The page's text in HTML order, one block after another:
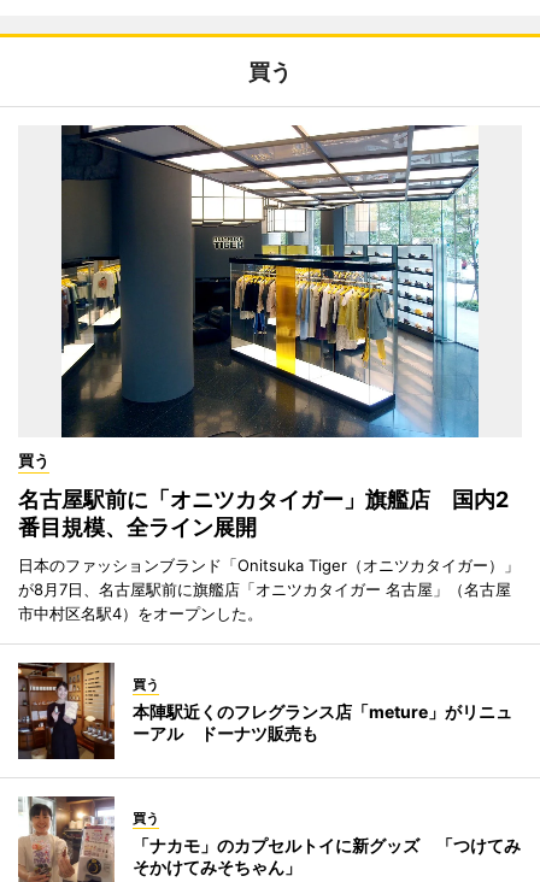
買う
買う
名古屋駅前に「オニツカタイガー」旗艦店 国内2
番目規模、全ライン展開
日本のファッションブランド「Onitsuka Tiger（オニツカタイガー）」
が8月7日、名古屋駅前に旗艦店「オニツカタイガー 名古屋」（名古屋
市中村区名駅4）をオープンした。
買う
本陣駅近くのフレグランス店「meture」がリニュ
ーアル ドーナツ販売も
買う
「ナカモ」のカプセルトイに新グッズ 「つけてみ
そかけてみそちゃん」